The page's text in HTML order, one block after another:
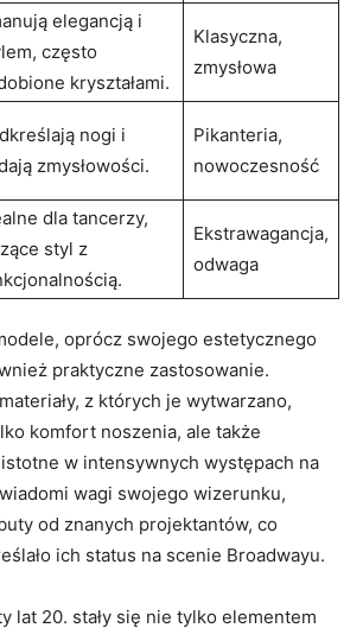
elegancją i
często
kryształami.
Klasyczna,
zmysłowa
nogi i
zmysłowości.
Pikanteria,
nowoczesność
dla tancerzy,
styl z
Ekstrawagancja,
odwaga
oprócz swojego estetycznego
praktyczne zastosowanie.
z których je wytwarzano,
komfort noszenia, ale także
istotne w intensywnych występach na
wagi swojego wizerunku,
od znanych projektantów, co
ich status na scenie Broadwayu.
lat 20. stały się nie tylko elementem